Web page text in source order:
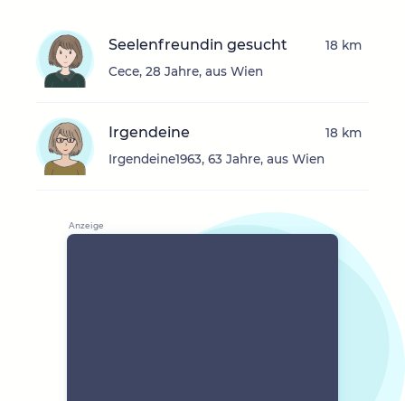
Seelenfreundin gesucht
Cece, 28 Jahre, aus Wien
18 km
Irgendeine
Irgendeine1963, 63 Jahre, aus Wien
18 km